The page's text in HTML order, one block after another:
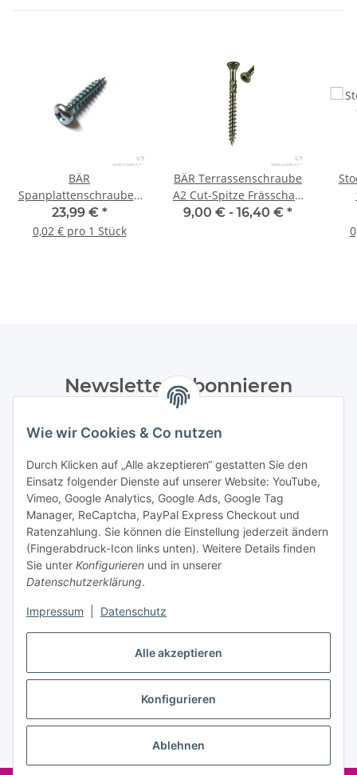
Alle akzeptieren
Konfigurieren
Ablehnen
Wie wir Cookies & Co nutzen
Durch Klicken auf „Alle akzeptieren“ gestatten Sie den
Einsatz folgender Dienste auf unserer Website: YouTube,
Vimeo, Google Analytics, Google Ads, Google Tag
Manager, ReCaptcha, PayPal Express Checkout und
Ratenzahlung. Sie können die Einstellung jederzeit ändern
(Fingerabdruck-Icon links unten). Weitere Details finden
Sie unter Konfigurieren und in unserer
Datenschutzerklärung.
Impressum Datenschutz
BÄR
Spanplattenschrauben
Pan Head (PZD) 4,0 x 16
mm - 1.000 Stück
23,99 € *
0,02 € pro 1 Stück
BÄR Terrassenschraube
A2 Cut-Spitze Frässchaft
T25 - diverse Varianten
9,00 € - 16,40 € *
Newsletter Abonnieren
Datenschutzerklärungregelmäßig und jederzeit widerruflich
Abonnieren
Informationen
Gesetzliche Informationen
Vertrag widerrufen
* Alle Preise inkl. gesetzlicher USt., zzgl.Versand